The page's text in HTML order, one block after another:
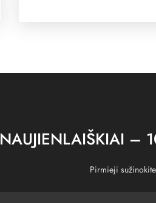
NAUJIENLAIŠKIAI –
Pirmieji